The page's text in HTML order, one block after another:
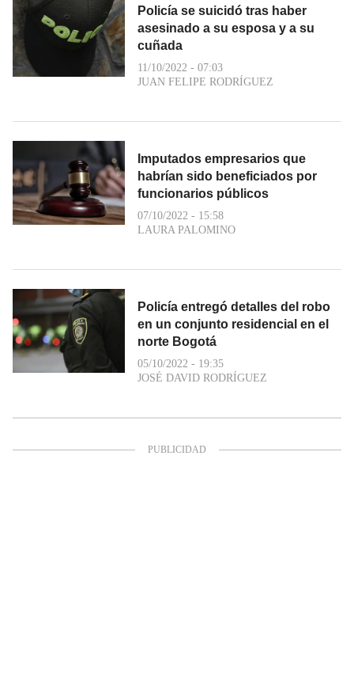
Policía se suicidó tras haber
asesinado a su esposa y a su
cuñada
11/10/2022 - 07:03
JUAN FELIPE RODRÍGUEZ
Imputados empresarios que
habrían sido beneficiados por
funcionarios públicos
07/10/2022 - 15:58
LAURA PALOMINO
Policía entregó detalles del robo
en un conjunto residencial en el
norte Bogotá
05/10/2022 - 19:35
JOSÉ DAVID RODRÍGUEZ